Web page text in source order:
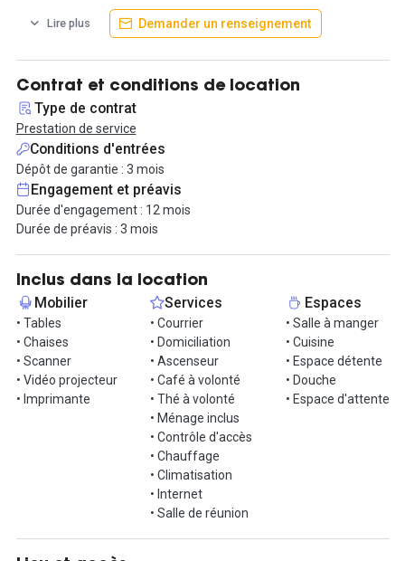
Aménagement ajustable à la demande : open space, salles de
réunion, zones de confidentialité.
Matériaux sobres, mobilier haut de gamme, réseau informatique
en place (fibre + RJ45), accès 24/7 via contrôle biométrique.
La prestation inclut tous les services :
– Internet fibre
– Café Nespresso & Joyeux à volonté
– Nettoyage
– Accompagnement IT à l’installation
– Domiciliation
- Douche
La localisation ? Ultra centrale. Quartier Saint-Lazare, entre Trinité
et Auber, en plein cœur du 9ᵉ arrondissement de Paris. Une zone
active, bien dotée en commerces, brasseries, food courts,
boutiques premium. À quelques pas : restaurants rue Mogador,
vitrines du boulevard Haussmann, spots calmes pour déjeuner ou
marcher.
Accès immédiat :
– Gare Saint-Lazare (Lignes 3, 12, 13, 14 + trains banlieue)
– Métro Trinité – d’Estienne d’Orves (L12)
– Bus et vélo accessibles en quelques mètres
Espace idéal pour structure établie, scale-up ou cellule
stratégique. L’offre combine autonomie, confort et souplesse,
dans un cadre irréprochable.
Lire plus Demander un renseignement
Contrat et conditions de location
Type de contrat
Prestation de service
Conditions d'entrées
Dépôt de garantie : 3 mois
Engagement et préavis
Durée d'engagement : 12 mois
Durée de préavis : 3 mois
Inclus dans la location
Mobilier
• Tables
• Chaises
• Scanner
• Vidéo projecteur
• Imprimante
Services
• Courrier
• Domiciliation
• Ascenseur
• Café à volonté
• Thé à volonté
• Ménage inclus
• Contrôle d'accès
• Chauffage
• Climatisation
• Internet
• Salle de réunion
Espaces
• Salle à manger
• Cuisine
• Espace détente
• Douche
• Espace d'attente